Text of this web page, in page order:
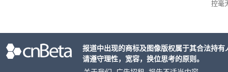
控毫
报道中出现的商标及图像版权属于其合法持
请遵守理性，宽容，换位思考的原则。